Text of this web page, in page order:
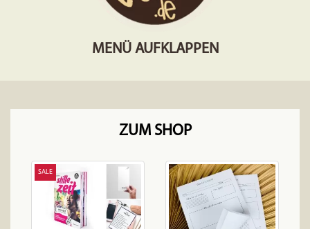
MENÜ AUFKLAPPEN
ZUM SHOP
SALE